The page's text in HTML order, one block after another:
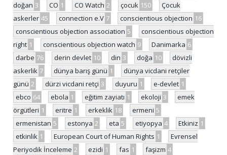
doğan 3 CO 1 CO Watch 2 çocuk 150
Çocuk
askerler 45 connection e.V 7 conscientious objection 16
conscientious objection association 5
conscientious objection
right 1 conscientious objection watch 9 Danimarka 6
darbe 76 derin devlet 10 din 3 doğa 10
dövizli
askerlik 7 dünya barış günü 1
dünya vicdani retçiler
günü 2 dürzi vicdani retçi 3 duyuru 1 e-devlet 1
ebco 64 ebola 1 eğitim zayiatı 1 ekoloji 3
emek
örgütleri 1 eritre 1 erkeklik 18 ermeni 5
ermenistan 5 estonya 2 eta 5 etiyopya 4 Etkiniz 1
etkinlik 1 European Court of Human Rights 1
Evrensel
Periyodik İnceleme 2 ezidi 1 fas 1 faşizm 4